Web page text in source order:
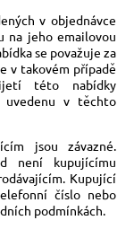
v objednávce
na jeho emailovou
se považuje za
v takovém případě
této nabídky
uvedenu v těchto
jsou závazné.
není kupujícímu
Kupující
číslo nebo
podmínkách.